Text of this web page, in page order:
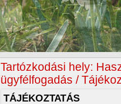
Tartózkodási hely:
ügyfélfogadás /
TÁJÉKOZTATÁS